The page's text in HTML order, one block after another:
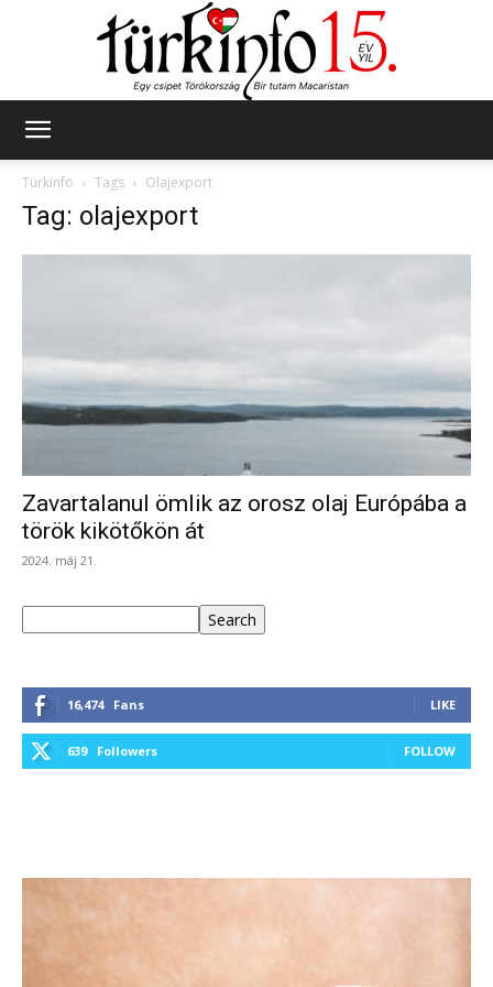
Türkinfo
Tags Olajexport
Tag: olajexport
Zavartalanul ömlik az orosz olaj Európába a
török kikötőkön át
2024. máj 21.
Search
16,474 Fans LIKE
639 Followers FOLLOW